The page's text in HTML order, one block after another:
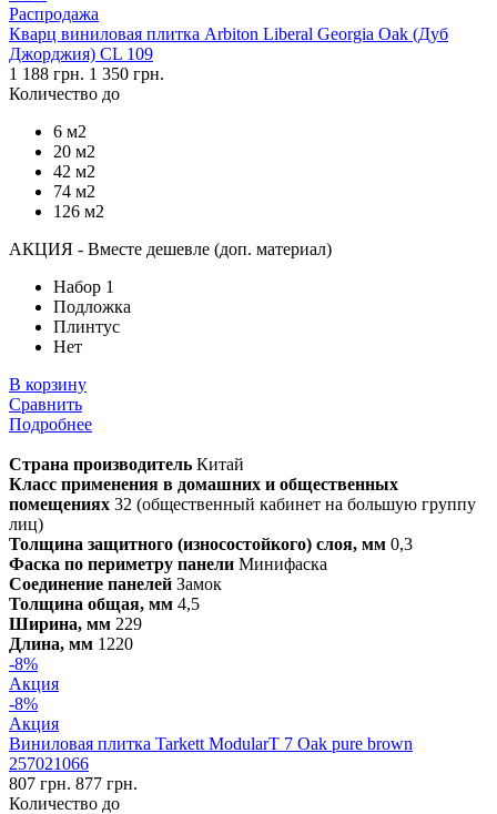
Распродажа
Кварц виниловая плитка Arbiton Liberal Georgia Oak (Дуб
Джорджия) CL 109
1 188 грн. 1 350 грн.
Количество до
6 м2
20 м2
42 м2
74 м2
126 м2
АКЦИЯ - Вместе дешевле (доп. материал)
Набор 1
Подложка
Плинтус
Нет
В корзину
Сравнить
Подробнее
Страна производитель Китай
Класс применения в домашних и общественных
помещениях 32 (общественный кабинет на большую группу
лиц)
Толщина защитного (износостойкого) слоя, мм 0,3
Фаска по периметру панели Минифаска
Соединение панелей Замок
Толщина общая, мм 4,5
Ширина, мм 229
Длина, мм 1220
-8%
Акция
-8%
Акция
Виниловая плитка Tarkett ModularT 7 Oak pure brown
257021066
807 грн. 877 грн.
Количество до